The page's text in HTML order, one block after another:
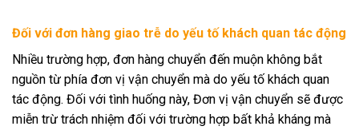
Đối với đơn hàng giao trễ do yếu tố khách quan tác động
Nhiều trường hợp, đơn hàng chuyển đến muộn không bắt
nguồn từ phía đơn vị vận chuyển mà do yếu tố khách quan
tác động. Đối với tình huống này, Đơn vị vận chuyển sẽ được
miễn trừ trách nhiệm đối với trường hợp bất khả kháng mà